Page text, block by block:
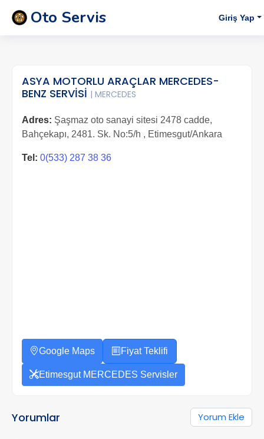
Oto Servis Giriş Yap
ASYA MOTORLU ARAÇLAR MERCEDES-
BENZ SERVİSİ | MERCEDES
Adres: Şaşmaz oto sanayi sitesi 2478 cadde,
Bahçekapı, 2481. Sk. No:5/h , Etimesgut/Ankara
Tel: 0(533) 287 38 36
Google Maps Fiyat Teklifi
Etimesgut MERCEDES Servisler
Yorumlar Yorum Ekle